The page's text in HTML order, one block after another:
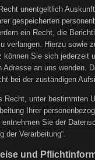
unentgeltlich
gespeicherten
ein Recht, die
verlangen. Hierzu sowie
können Sie sich jederzeit
Adresse an uns wenden.
bei der zuständigen
Recht, unter bestimmten
Ihrer
Sie der
der Verarbeitung“.
und